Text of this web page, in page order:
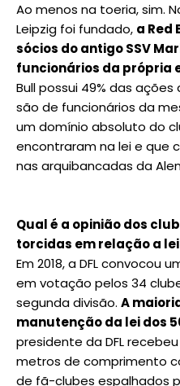
Ao menos na toeria, sim.
Leipzig foi fundado, a Red
sócios do antigo SSV
funcionários da própria
Bull possui 49% das
são de funcionários da
um domínio absoluto do
encontraram na lei e que
nas arquibancadas da
Qual é a opinião dos
torcidas em relação a
Em 2018, a DFL convocou
em votação pelos 34
segunda divisão. A
manutenção da lei dos
presidente da DFL
metros de comprimento
de fã-clubes espalhados